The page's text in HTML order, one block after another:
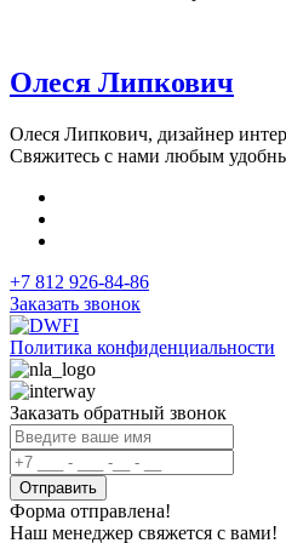
Олеся Липкович
Олеся Липкович, дизайнер
Свяжитесь с нами любым
+7 812 926-84-86
Заказать звонок
Политика конфиденциальности
Заказать обратный звонок
Отправить
Форма отправлена!
Наш менеджер свяжется с вами!